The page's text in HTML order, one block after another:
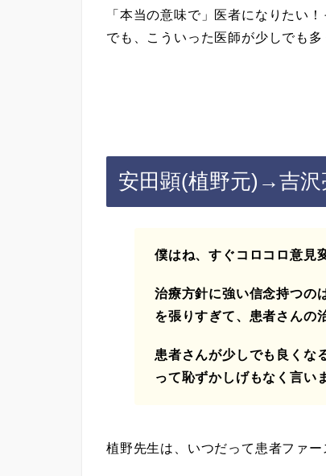
「本当の意味で」医者になりたい
でも、こういった医師が少しでも多
安田顕(植野元)→吉沢
僕はね、すぐコロコロ意見
治療方針に強い信念持つの
を張りすぎて、患者さんの
患者さんが少しでも良くな
って恥ずかしげもなく言い
植野先生は、いつだって患者ファ